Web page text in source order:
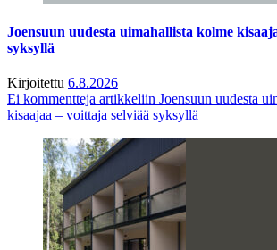
Joensuun uudesta uimahallista kolme
syksyllä
Kirjoitettu 6.8.2026
Ei kommentteja artikkeliin Joensuun uudesta
kisaajaa – voittaja selviää syksyllä